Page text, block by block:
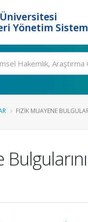
Yönetim
FIZIK MUAYENE